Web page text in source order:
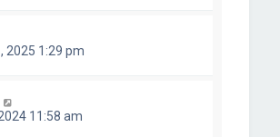
2025 1:29 pm
11:58 am